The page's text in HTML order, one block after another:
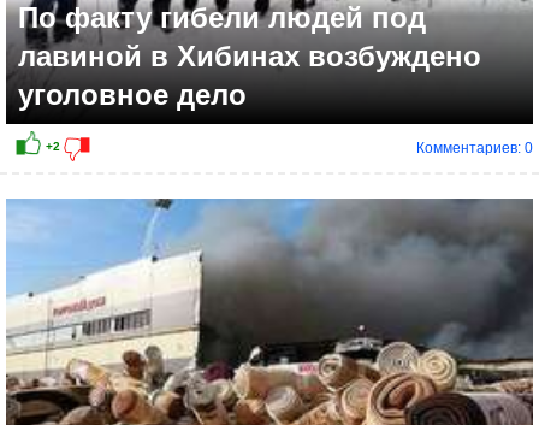
По факту гибели людей под
лавиной в Хибинах возбуждено
уголовное дело
Комментариев: 0